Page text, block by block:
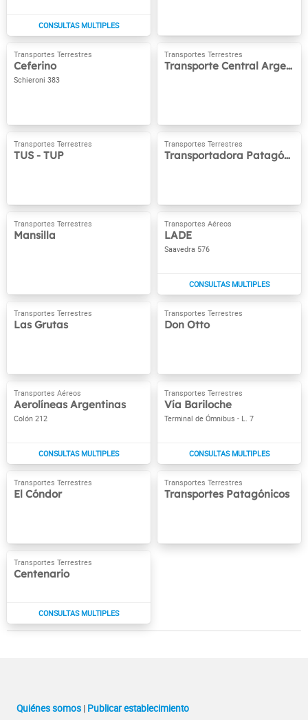
Ceferino
Schieroni 383
Transporte Central Argentino
TUS - TUP Transportadora Patagónica
Mansilla LADE
Saavedra 576
Las Grutas Don Otto
Aerolíneas Argentinas
Colón 212
Vía Bariloche
Terminal de Ómnibus - L. 7
El Cóndor Transportes Patagónicos
Centenario
Quiénes somos | Publicar establecimiento